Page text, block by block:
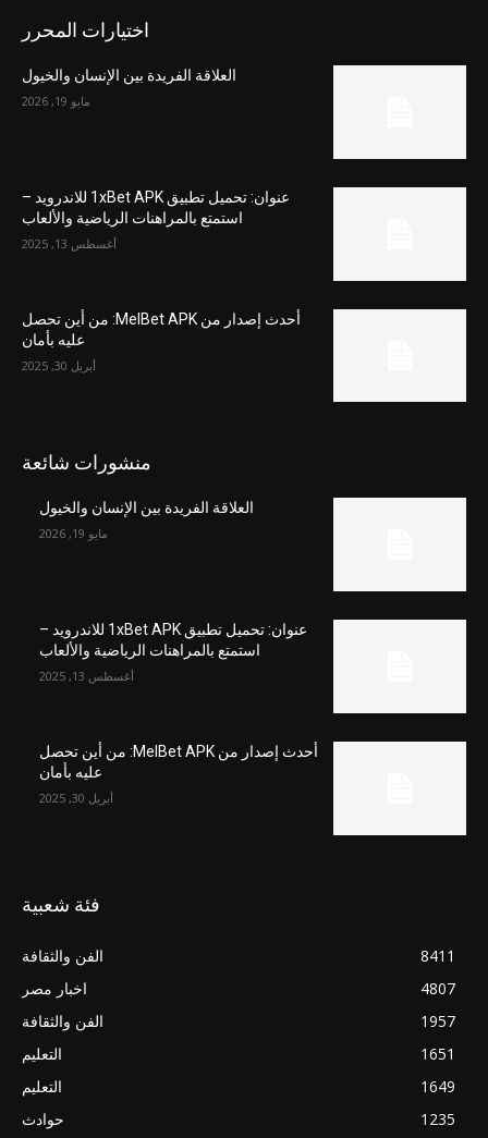
اختيارات المحرر
العلاقة الفريدة بين الإنسان والخيول
مايو 19, 2026
عنوان: تحميل تطبيق 1xBet APK للاندرويد –
استمتع بالمراهنات الرياضية والألعاب
أغسطس 13, 2025
أحدث إصدار من MelBet APK: من أين تحصل
عليه بأمان
أبريل 30, 2025
منشورات شائعة
العلاقة الفريدة بين الإنسان والخيول
مايو 19, 2026
عنوان: تحميل تطبيق 1xBet APK للاندرويد –
استمتع بالمراهنات الرياضية والألعاب
أغسطس 13, 2025
أحدث إصدار من MelBet APK: من أين تحصل
عليه بأمان
أبريل 30, 2025
فئة شعبية
الفن والثقافة
8411
اخبار مصر
4807
الفن والثقافة
1957
التعليم
1651
التعليم
1649
حوادث
1235